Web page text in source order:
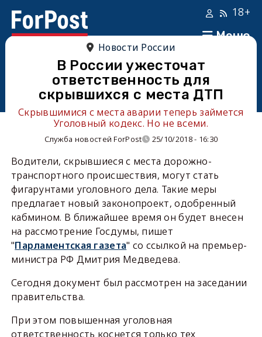
Меню
18+
Новости России
В России ужесточат
ответственность для
скрывшихся с места ДТП
Скрывшимися с места аварии теперь займется
Уголовный кодекс. Но не всеми.
Служба новостей ForPost 25/10/2018 - 16:30
Водители, скрывшиеся с места дорожно-
транспортного происшествия, могут стать
фигарунтами уголовного дела. Такие меры
предлагает новый законопроект, одобренный
кабмином. В ближайшее время он будет внесен
на рассмотрение Госдумы, пишет
"Парламентская газета" со ссылкой на премьер-
министра РФ Дмитрия Медведева.
Сегодня документ был рассмотрен на заседании
правительства.
При этом повышенная уголовная
ответственность коснется только тех